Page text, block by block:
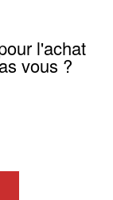
l'achat
vous ?